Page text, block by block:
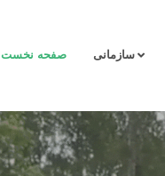
صفحه نخست سازمانی